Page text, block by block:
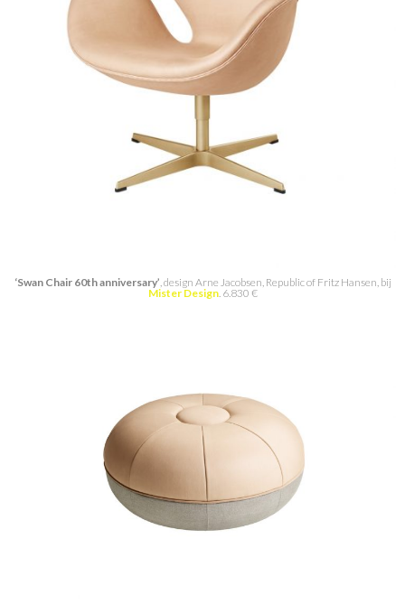
‘Swan Chair 60th anniversary’, design Arne Jacobsen, Republic of Fritz Hansen, bij
Mister Design. 6.830 €